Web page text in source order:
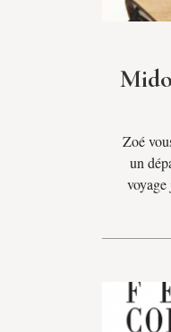
Zoé
un